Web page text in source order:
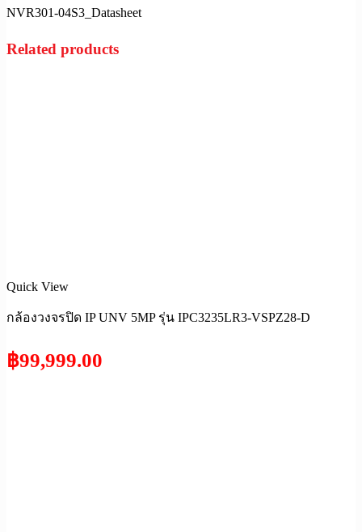
NVR301-04S3_Datasheet
Related products
Quick View
กล้องวงจรปิด IP UNV 5MP รุ่น IPC3235LR3-VSPZ28-D
฿99,999.00